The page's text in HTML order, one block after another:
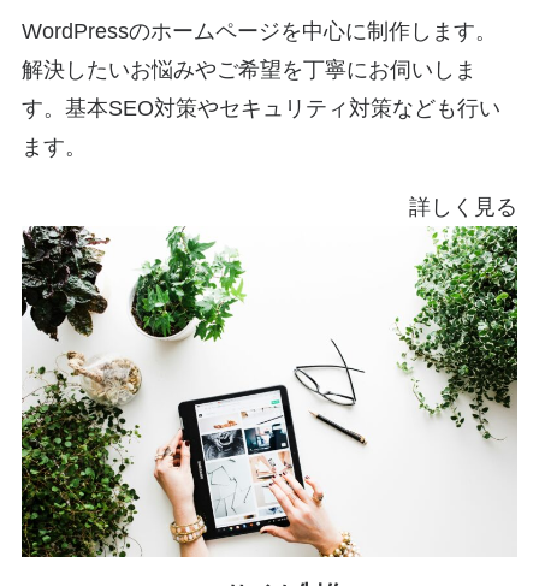
WordPressのホームページを中心に制作します。
解決したいお悩みやご希望を丁寧にお伺いしま
す。基本SEO対策やセキュリティ対策なども行い
ます。
詳しく見る